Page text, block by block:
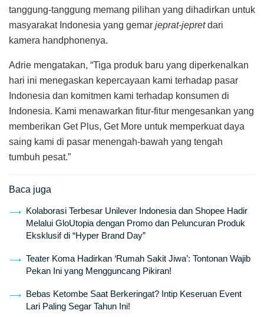
tanggung-tanggung memang pilihan yang dihadirkan untuk
masyarakat Indonesia yang gemar jeprat-jepretdari
kamera handphonenya.
Adrie mengatakan, “Tiga produk baru yang diperkenalkan
hari ini menegaskan kepercayaan kami terhadap pasar
Indonesia dan komitmen kami terhadap konsumen di
Indonesia. Kami menawarkan fitur-fitur mengesankan yang
memberikan Get Plus, Get More untuk memperkuat daya
saing kami di pasar menengah-bawah yang tengah
tumbuh pesat.”
Baca juga
Kolaborasi Terbesar Unilever Indonesia dan Shopee Hadir
Melalui GloUtopia dengan Promo dan Peluncuran Produk
Eksklusif di “Hyper Brand Day”
Teater Koma Hadirkan ‘Rumah Sakit Jiwa’: Tontonan Wajib
Pekan Ini yang Mengguncang Pikiran!
Bebas Ketombe Saat Berkeringat? Intip Keseruan Event
Lari Paling Segar Tahun Ini!